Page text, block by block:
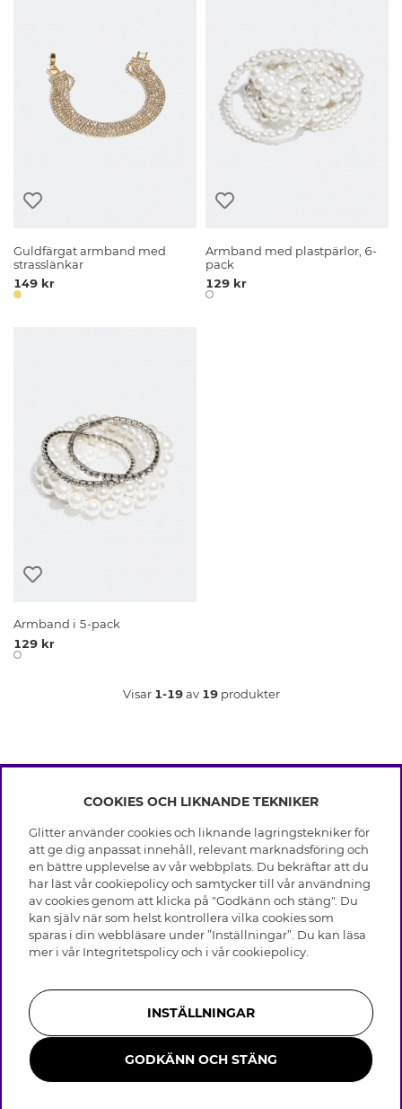
Guldfärgat armband med
strasslänkar
149 kr
Armband med plastpärlor, 6-
pack
129 kr
Armband i 5-pack
129 kr
Visar 1-19av 19produkter
INFO
Leverans
Villkor
Integritetspolicy
Cookies
Medlemsvillkor
Jobba hos Glitter
Återkallelse
OM GLITTER
Black Friday
Våra butiker
Varumärken
Företagshistoria
Visselblåsning
Press & Samarbeten
HJÄLP
Vanliga frågor
Kundservice
Skötselråd skinnhandskar
Storleksguide för ringar
Smycken i rostfritt stål
Bli medlem
COOKIES OCH LIKNANDE TEKNIKER
Glitter använder cookies och liknande lagringstekniker för
att ge dig anpassat innehåll, relevant marknadsföring och
en bättre upplevelse av vår webbplats. Du bekräftar att du
har läst vår cookiepolicy och samtycker till vår användning
av cookies genom att klicka på "Godkänn och stäng". Du
kan själv när som helst kontrollera vilka cookies som
sparas i din webbläsare under ”Inställningar”. Du kan läsa
mer i vår Integritetspolicyoch i vårcookiepolicy
INSTÄLLNINGAR
GODKÄNN OCH STÄNG